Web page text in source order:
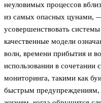
неуловимых процессов
из самых опасных цунами,
усовершенствовать
качественные модели
волн, времени прибытия и
использовании в
мониторинга, такими как
быстрым предупреждениям,